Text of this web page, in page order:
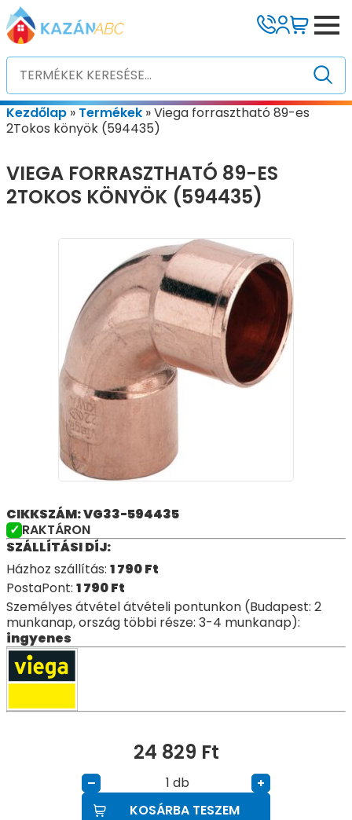
Kezdőlap » Termékek »Viega forrasztható 89-es
2Tokos könyök (594435)
VIEGA FORRASZTHATÓ 89-ES
2TOKOS KÖNYÖK (594435)
CIKKSZÁM: VG33-594435
RAKTÁRON
SZÁLLÍTÁSI DÍJ:
Házhoz szállítás: 1 790Ft
PostaPont: 1 790Ft
Személyes átvétel átvételi pontunkon (Budapest: 2
munkanap, ország többi része: 3-4 munkanap):
ingyenes
24 829 Ft
– db
+
KOSÁRBA TESZEM